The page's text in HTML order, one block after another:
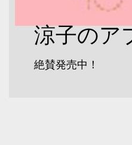
涼子のア
絶賛発売中！